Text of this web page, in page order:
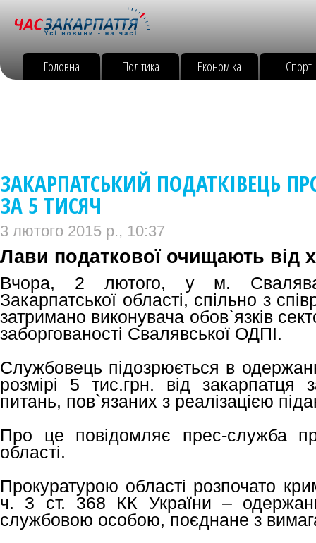
Головна Політика Економіка Спорт
ЗАКАРПАТСЬКИЙ ПОДАТКІВЕЦЬ
ЗА 5 ТИСЯЧ
3 лютого 2015 р., 10:37
Лави податкової очищають від
Вчора, 2 лютого, у м. Свалява
Закарпатської області, спільно з
затримано виконувача обов`язків
заборгованості Свалявської ОДПІ.
Службовець підозрюється в
розмірі 5 тис.грн. від закарпатця
питань, пов`язаних з реалізацією
Про це повідомляє прес-служба
області.
Прокуратурою області розпочато
ч. 3 ст. 368 КК України –
службовою особою, поєднане з